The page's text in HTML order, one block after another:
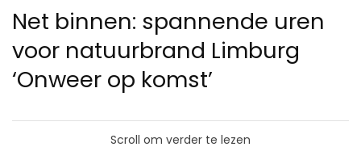
Net binnen: spannende uren
voor natuurbrand Limburg
‘Onweer op komst’
Scroll om verder te lezen